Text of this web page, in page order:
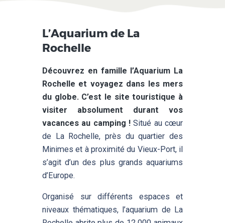
LE CAMPING
EMPLACEMENTS
LOCATIONS
AUX ALENTOURS
PHOTOS
AVIS
FAQ
ACCÈS
CONTACT
L’Aquarium de La
Rochelle
Découvrez en famille l’Aquarium La
Rochelle et voyagez dans les mers
du globe. C’est le site touristique à
visiter absolument durant vos
vacances au camping !Situé au cœur
de La Rochelle, près du quartier des
Minimes et à proximité du Vieux-Port, il
s’agit d’un des plus grands aquariums
d’Europe.
Organisé sur différents espaces et
niveaux thématiques, l’aquarium de La